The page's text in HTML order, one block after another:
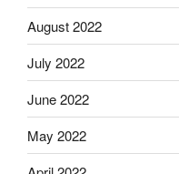
August 2022
July 2022
June 2022
May 2022